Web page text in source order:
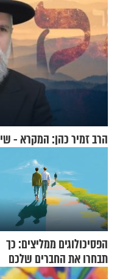
הרב זמיר כהן: המקרא -
הפסיכולוגים ממליצים: כך
תבחרו את החברים שלכם
בחיים